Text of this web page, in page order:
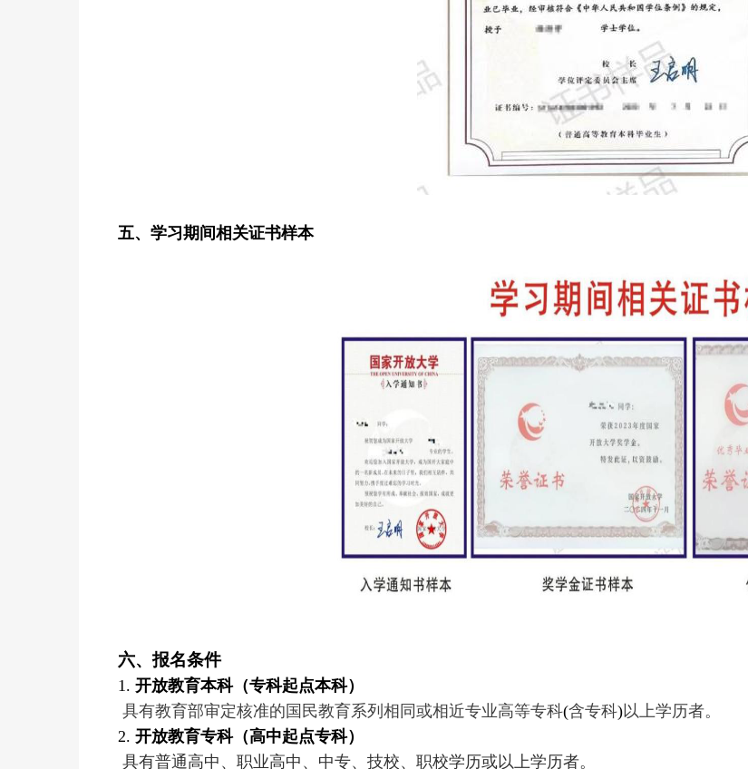
五、学习期间相关证书样本
六、报名条件
1. 开放教育本科（专科起点本科）
具有教育部审定核准的国民教育系列相同或相近专业高等专科(含专科)以上学历者。
2. 开放教育专科（高中起点专科）
具有普通高中、职业高中、中专、技校、职校学历或以上学历者。